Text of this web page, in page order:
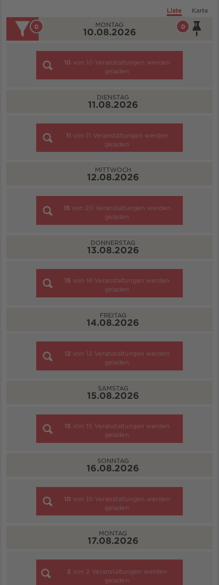
Liste Karte
0
0 MONTAG
10.08.2026
10 von 10 Veranstaltungen werden
geladen
DIENSTAG
11.08.2026
11 von 11 Veranstaltungen werden
geladen
MITTWOCH
12.08.2026
15 von 20 Veranstaltungen werden
geladen
DONNERSTAG
13.08.2026
15 von 16 Veranstaltungen werden
geladen
FREITAG
14.08.2026
12 von 12 Veranstaltungen werden
geladen
SAMSTAG
15.08.2026
15 von 15 Veranstaltungen werden
geladen
SONNTAG
16.08.2026
10 von 10 Veranstaltungen werden
geladen
MONTAG
17.08.2026
2 von 2 Veranstaltungen werden
geladen